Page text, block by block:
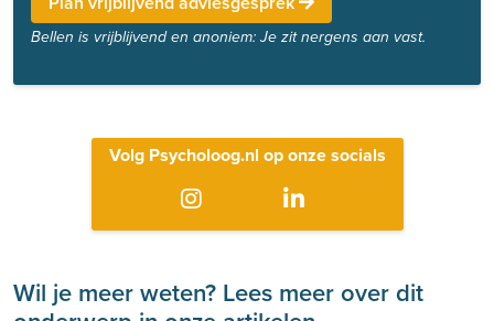
Bellen is vrijblijvend en anoniem: Je zit nergens aan vast.
Volg Psycholoog.nl op onze socials
Wil je meer weten? Lees meer over dit